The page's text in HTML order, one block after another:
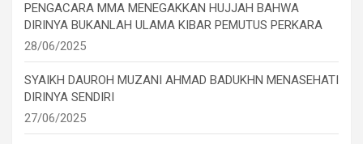
PENGACARA MMA MENEGAKKAN HUJJAH BAHWA
DIRINYA BUKANLAH ULAMA KIBAR PEMUTUS PERKARA
28/06/2025
SYAIKH DAUROH MUZANI AHMAD BADUKHN MENASEHATI
DIRINYA SENDIRI
27/06/2025